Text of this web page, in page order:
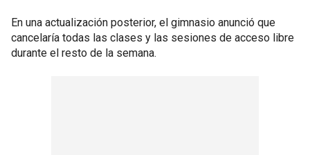
En una actualización posterior, el gimnasio anunció que
cancelaría todas las clases y las sesiones de acceso libre
durante el resto de la semana.